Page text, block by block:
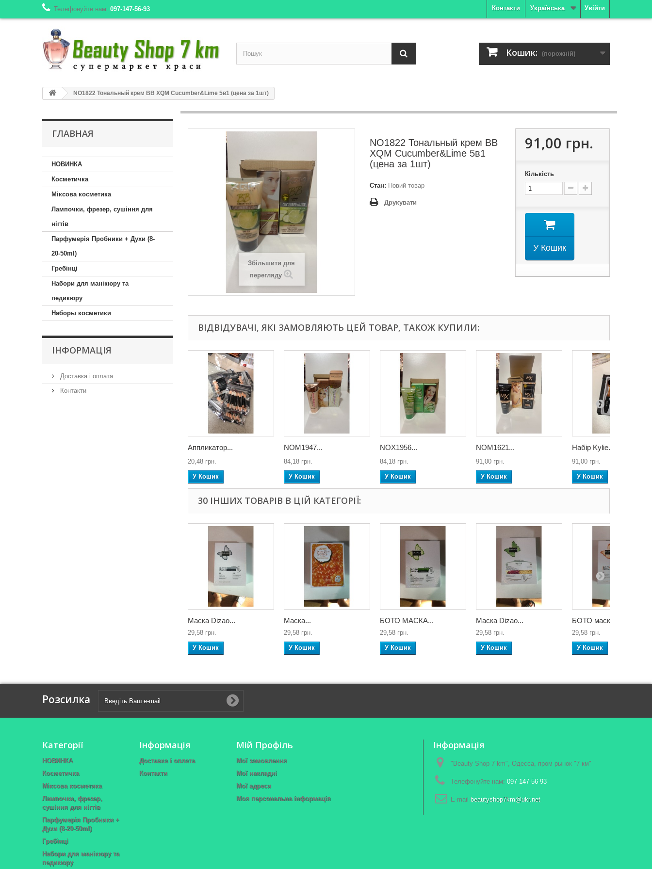
Увійти
Українська
Контакти
Телефонуйте нам: 097-147-56-93
Кошик: (порожній)
NO1822 Тональный крем ВВ XQM Cucumber&Lime 5в1 (цена за 1шт)
ГЛАВНАЯ
НОВИНКА
Косметичка
Міксова косметика
Лампочки, фрезер, сушіння для
нігтів
Парфумерія Пробники + Духи (8-
20-50ml)
Гребінці
Набори для манікюру та
педикюру
Наборы косметики
ІНФОРМАЦІЯ
Доставка і оплата
Контакти
Збільшити для
перегляду
NO1822 Тональный крем ВВ
XQM Cucumber&Lime 5в1
(цена за 1шт)
Стан: Новий товар
Друкувати
91,00 грн.
Кількість
У Кошик
ВІДВІДУВАЧІ, ЯКІ ЗАМОВЛЯЮТЬ ЦЕЙ ТОВАР, ТАКОЖ КУПИЛИ:
Аппликатор...
20,48 грн.
У Кошик
NOM1947...
84,18 грн.
У Кошик
NОX1956...
84,18 грн.
У Кошик
NOM1621...
91,00 грн.
У Кошик
Набір Kylie...
91,00 грн.
У Кошик
30 ІНШИХ ТОВАРІВ В ЦІЙ КАТЕГОРІЇ:
Маска Dizao...
29,58 грн.
У Кошик
Маска...
29,58 грн.
У Кошик
БОТО МАСКА...
29,58 грн.
У Кошик
Маска Dizao...
29,58 грн.
У Кошик
БОТО маска...
29,58 грн.
У Кошик
Розсилка
Категорії
НОВИНКА
Косметичка
Міксова косметика
Лампочки, фрезер,
сушіння для нігтів
Парфумерія Пробники +
Духи (8-20-50ml)
Гребінці
Набори для манікюру та
педикюру
Інформація
Доставка і оплата
Контакти
Мій Профіль
Мої замовлення
Мої накладні
Мої адреси
Моя персональна інформація
Інформація
"Beauty Shop 7 km", Одесса, пром рынок "7 км"
Телефонуйте нам: 097-147-56-93
E-maіl beautyshop7km@ukr.net